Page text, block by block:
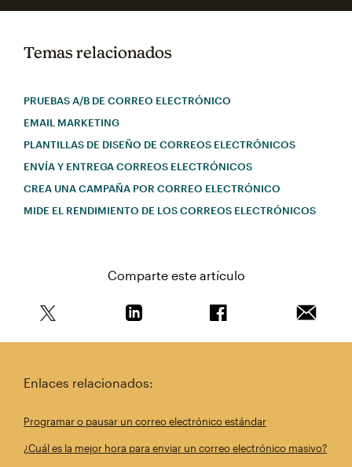
Temas relacionados
PRUEBAS A/B DE CORREO ELECTRÓNICO
EMAIL MARKETING
PLANTILLAS DE DISEÑO DE CORREOS ELECTRÓNICOS
ENVÍA Y ENTREGA CORREOS ELECTRÓNICOS
CREA UNA CAMPAÑA POR CORREO ELECTRÓNICO
MIDE EL RENDIMIENTO DE LOS CORREOS ELECTRÓNICOS
Comparte este artículo
Enlaces relacionados:
Programar o pausar un correo electrónico estándar
¿Cuál es la mejor hora para enviar un correo electrónico masivo?